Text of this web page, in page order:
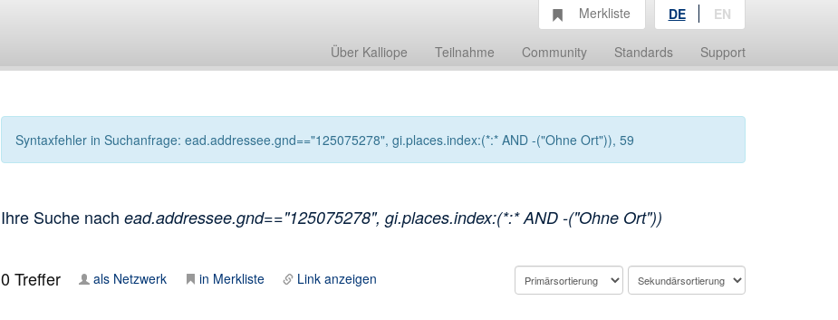
Über Kalliope Teilnahme Community Standards Support
Merkliste DE EN
Syntaxfehler in Suchanfrage: ead.addressee.gnd=="125075278", gi.places.index:(*:* AND -("Ohne Ort")), 59
Ihre Suche nach ead.addressee.gnd=="125075278", gi.places.index:(*:* AND -("Ohne Ort"))
0Treffer als Netzwerk in Merkliste Link anzeigen